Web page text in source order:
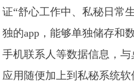
证“舒心工作中、私秘日常
独的app，能够单独储存和
手机联系人等数据信息，
应用随便加上到私秘系统软